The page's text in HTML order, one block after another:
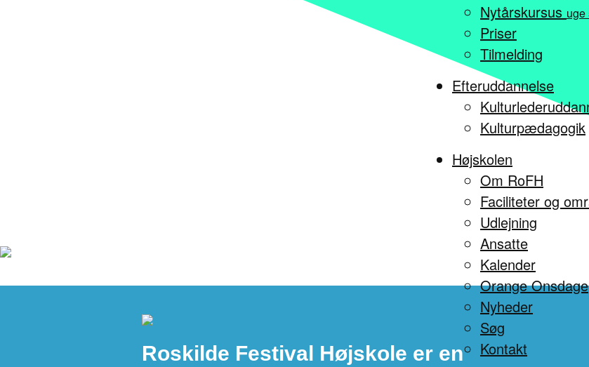
Nytårskursus uge
Priser
Tilmelding
Efteruddannelse
Kulturpædagogik
Højskolen
Om RoFH
Faciliteter og
Udlejning
Ansatte
Kalender
Orange Onsdage
Nyheder
Søg
Kontakt
Roskilde Festival Højskole er en